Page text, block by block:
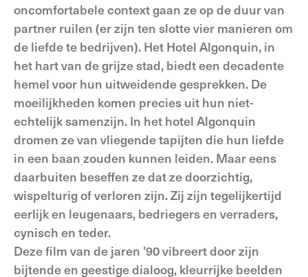
oncomfortabele context gaan ze op de duur van
partner ruilen (er zijn ten slotte vier manieren om
de liefde te bedrijven). Het Hotel Algonquin, in
het hart van de grijze stad, biedt een decadente
hemel voor hun uitweidende gesprekken. De
moeilijkheden komen precies uit hun niet-
echtelijk samenzijn. In het hotel Algonquin
dromen ze van vliegende tapijten die hun liefde
in een baan zouden kunnen leiden. Maar eens
daarbuiten beseffen ze dat ze doorzichtig,
wispelturig of verloren zijn. Zij zijn tegelijkertijd
eerlijk en leugenaars, bedriegers en verraders,
cynisch en teder.
Deze film van de jaren '90 vibreert door zijn
bijtende en geestige dialoog, kleurrijke beelden